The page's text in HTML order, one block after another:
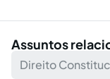
Assuntos
Direito